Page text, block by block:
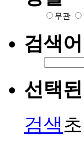
무관
검색어
선택
검색